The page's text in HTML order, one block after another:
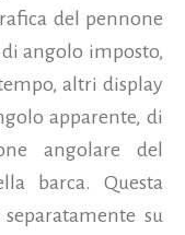
del pennone
angolo imposto,
altri display
apparente, di
angolare del
barca. Questa
su